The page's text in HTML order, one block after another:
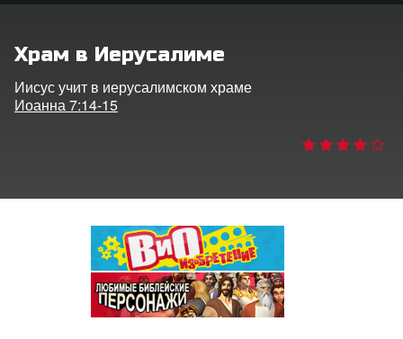
Храм в Иерусалиме
Иисус учит в иерусалимском храме
Иоанна 7:14-15